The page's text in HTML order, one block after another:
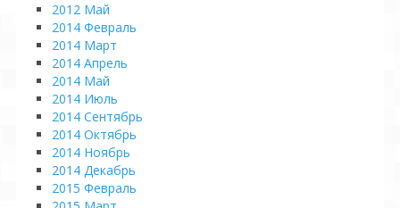
2012 Май
2014 Февраль
2014 Март
2014 Апрель
2014 Май
2014 Июль
2014 Сентябрь
2014 Октябрь
2014 Ноябрь
2014 Декабрь
2015 Февраль